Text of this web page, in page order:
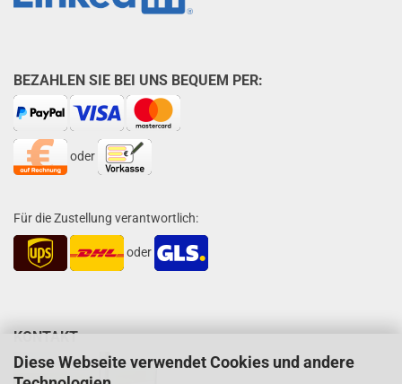
Diese Webseite verwendet Cookies und andere
BEZAHLEN SIE BEI UNS BEQUEM PER:
oder
Für die Zustellung verantwortlich:
oder
KONTAKT